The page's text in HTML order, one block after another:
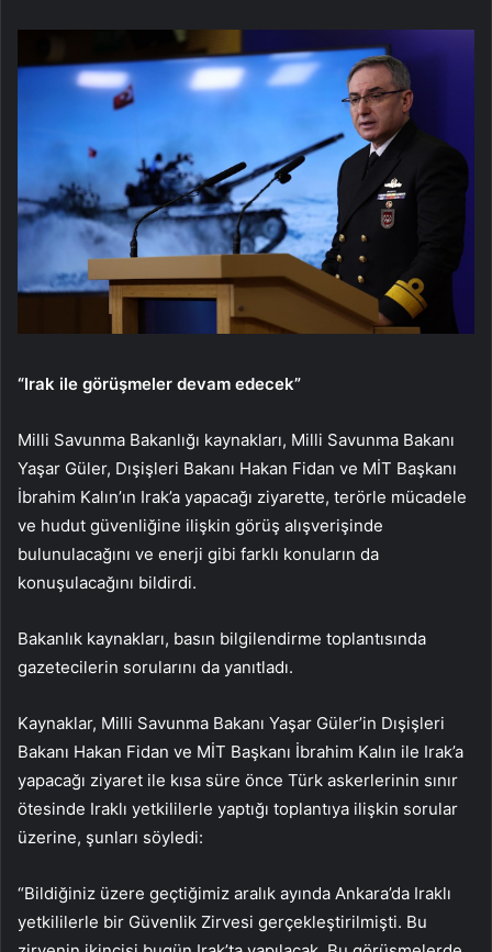
“Irak ile görüşmeler devam edecek”
Milli Savunma Bakanlığı kaynakları, Milli Savunma Bakanı
Yaşar Güler, Dışişleri Bakanı Hakan Fidan ve MİT Başkanı
İbrahim Kalın’ın Irak’a yapacağı ziyarette, terörle mücadele
ve hudut güvenliğine ilişkin görüş alışverişinde
bulunulacağını ve enerji gibi farklı konuların da
konuşulacağını bildirdi.
Bakanlık kaynakları, basın bilgilendirme toplantısında
gazetecilerin sorularını da yanıtladı.
Kaynaklar, Milli Savunma Bakanı Yaşar Güler’in Dışişleri
Bakanı Hakan Fidan ve MİT Başkanı İbrahim Kalın ile Irak’a
yapacağı ziyaret ile kısa süre önce Türk askerlerinin sınır
ötesinde Iraklı yetkililerle yaptığı toplantıya ilişkin sorular
üzerine, şunları söyledi:
“Bildiğiniz üzere geçtiğimiz aralık ayında Ankara’da Iraklı
yetkililerle bir Güvenlik Zirvesi gerçekleştirilmişti. Bu